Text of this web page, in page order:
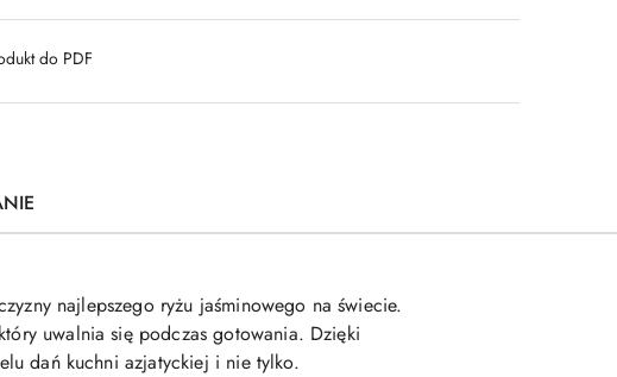
do PDF
najlepszego ryżu jaśminowego na świecie.
uwalnia się podczas gotowania. Dzięki
dań kuchni azjatyckiej i nie tylko.